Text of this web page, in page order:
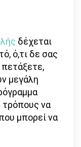
δέχεται
ό,τι δε σας
πετάξετε,
μεγάλη
τρόπους να
μπορεί να